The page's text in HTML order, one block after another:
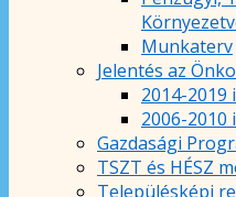
Munkaterv
Jelentés az
2014-2019
2006-2010
Gazdasági
TSZT és HÉSZ
Településképi